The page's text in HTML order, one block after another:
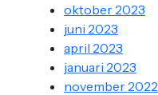
oktober 2023
juni 2023
april 2023
januari 2023
november 2022